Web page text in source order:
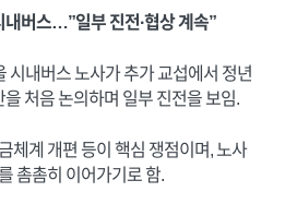
내버스…”일부 진전·협상 계속”
시내버스 노사가 추가 교섭에서 정년
처음 논의하며 일부 진전을 보임.
체계 개편 등이 핵심 쟁점이며, 노사
촘촘히 이어가기로 함.